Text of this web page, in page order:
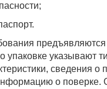
предъявляются
упаковке указывают
сведения о
о поверке.